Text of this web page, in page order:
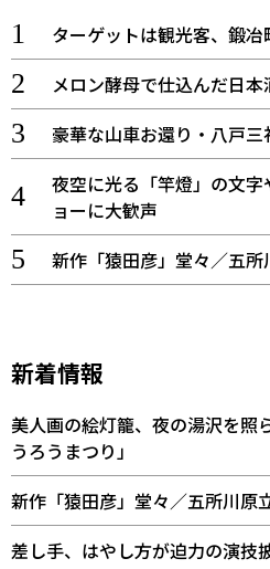
ターゲットは観光客、鍛冶
メロン酵母で仕込んだ日
豪華な山車お還り・八戸三
夜空に光る「竿燈」の文
ョーに大歓声
新作「猿田彦」堂々／五
新着情報
美人画の絵灯籠、夜の湯沢を
うろうまつり」
新作「猿田彦」堂々／五所川原
差し手、はやし方が迫力の演